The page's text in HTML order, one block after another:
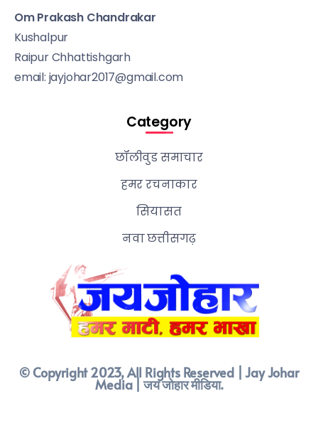
Om Prakash Chandrakar
Kushalpur
Raipur Chhattishgarh
email: jayjohar2017@gmail.com
Category
छॉलीवुड समाचार
हमर रचनाकार
सियासत
नवा छत्तीसगढ़
© Copyright 2023, All Rights Reserved | Jay Johar
Media | जय जोहार मीडिया.